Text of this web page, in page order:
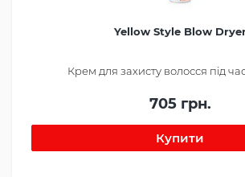
Yellow Style Blow
Крем для захисту волосся під
705 грн.